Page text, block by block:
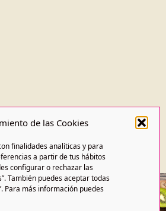
de las Cookies
finalidades analíticas y para
a partir de tus hábitos
configurar o rechazar las
También puedes aceptar todas
Para más información puedes